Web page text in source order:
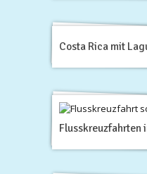
Costa Rica mit
Flusskreuzfahrten